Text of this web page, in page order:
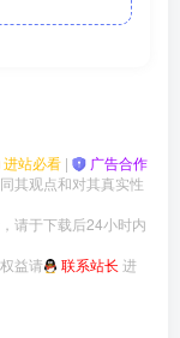
进站必看 | 广告合作
其观点和对其真实性
请于下载后24小时内
益请 联系站长 进